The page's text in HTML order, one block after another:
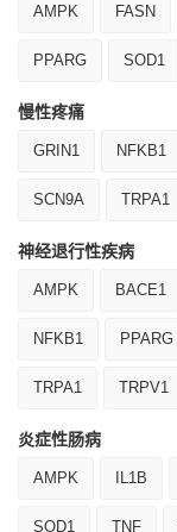
AMPK FASN
PPARG SOD1
慢性疼痛
GRIN1 NFKB1
SCN9A TRPA1
神经退行性疾病
AMPK BACE1
NFKB1 PPARG
TRPA1 TRPV1
炎症性肠病
AMPK IL1B
SOD1 TNF